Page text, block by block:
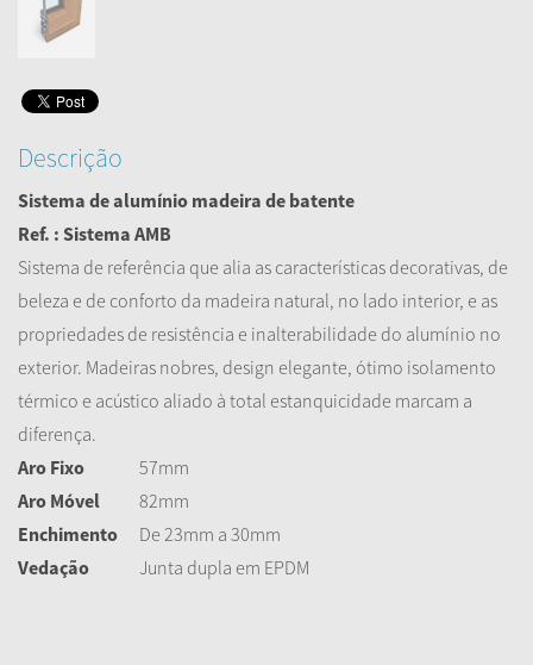
Descrição
Sistema de alumínio madeira de batente
Ref. : Sistema AMB
Sistema de referência que alia as características decorativas, de
beleza e de conforto da madeira natural, no lado interior, e as
propriedades de resistência e inalterabilidade do alumínio no
exterior. Madeiras nobres, design elegante, ótimo isolamento
térmico e acústico aliado à total estanquicidade marcam a
diferença.
Aro Fixo
57mm
Aro Móvel
82mm
Enchimento
De 23mm a 30mm
Vedação
Junta dupla em EPDM